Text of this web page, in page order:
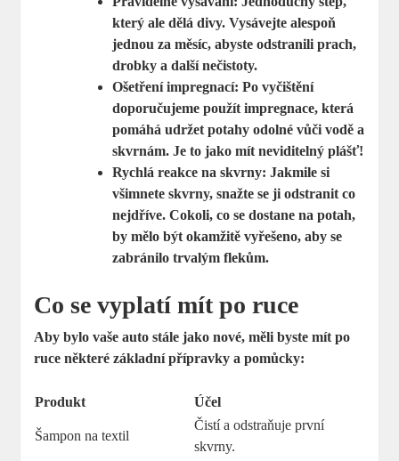
který ale dělá divy. Vysávejte alespoň
jednou za měsíc, abyste odstranili prach,
drobky a další nečistoty.
Ošetření impregnací: Po vyčištění
doporučujeme použít impregnace, která
pomáhá udržet potahy odolné vůči vodě a
skvrnám. Je to jako mít neviditelný plášť!
Rychlá reakce na skvrny: Jakmile si
všimnete skvrny, snažte se ji odstranit co
nejdříve. Cokoli, co se dostane na potah,
by mělo být okamžitě vyřešeno, aby se
zabránilo trvalým flekům.
Co se vyplatí mít po ruce
Aby bylo vaše auto stále jako nové, měli byste mít po
ruce některé základní přípravky a pomůcky:
Produkt Účel
Šampon na textil
Čistí a odstraňuje první
skvrny.